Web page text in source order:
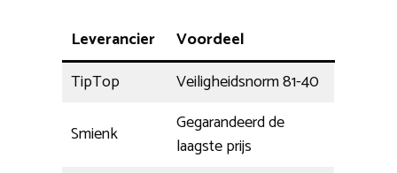
Leverancier
Voordeel
TipTop
Veiligheidsnorm 81-40
Smienk
Gegarandeerd de
laagste prijs